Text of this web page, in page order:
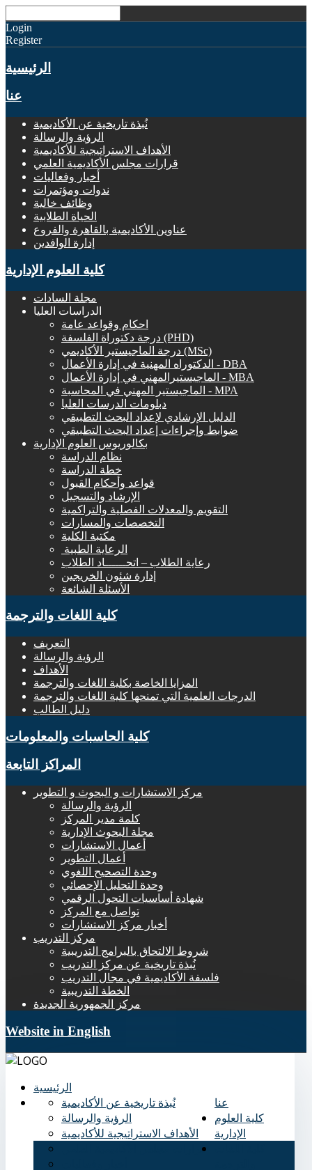
Login
Register
الرئيسية
عنا
نُبذة تاريخية عن الأكاديمية
الرؤية والرسالة
الأهداف الاستراتيجية للأكاديمية
قرارات مجلس الأكاديمية العلمي
أخبار وفعاليات
ندوات ومؤتمرات
وظائف خالية
الحياة الطلابية
عناوين الأكاديمية بالقاهرة والفروع
إدارة الوافدين
كلية العلوم الإدارية
مجلة السادات
الدراسات العليا
احكام وقواعد عامة
درجة دكتوراة الفلسفة (PHD)
درجة الماجيستير الأكاديمي (MSc)
الدكتوراه المهنية في إدارة الأعمال - DBA
الماجيستيرالمهني في إدارة الأعمال - MBA
الماجيستير المهني في المحاسبة - MPA
دبلومات الدرسات العليا
الدليل الإرشادي لإعداد البحث التطبيقي
ضوابط وإجراءات إعداد البحث التطبيقي
بكالوريوس العلوم الإدارية
نظام الدراسة
خطة الدراسة
قواعد وأحكام القبول
الإرشاد والتسجيل
التقويم والمعدلات الفصلية والتراكمية
التخصصات والمسارات
مكتبة الكلية
الرعاية الطبية ‏
رعاية الطلاب – اتحــــــاد الطلاب
إدارة شئون الخريجين
الأسئلة الشائعة
كلية اللغات والترجمة
التعريف
الرؤية والرسالة
الأهداف
المزايا الخاصة بكلية اللغات والترجمة
الدرجات العلمية التي تمنحها كلية اللغات والترجمة
دليل الطالب
كلية الحاسبات والمعلومات
المراكز التابعة
مركز الاستشارات و البحوث و التطوير
الرؤية والرسالة
كلمة مدير المركز
مجلة البحوث الإدارية
أعمال الاستشارات
أعمال التطوير
وحدة التصحيح اللغوي
وحدة التحليل الإحصائي
شهادة أساسيات التحول الرقمي
تواصل مع المركز
أخبار مركز الاستشارات
مركز التدريب
شروط الالتحاق بالبرامج التدريبية
نُبذة تاريخية عن مركز التدريب
فلسفة الأكاديمية في مجال التدريب
الخطة التدريبية
مركز الجمهورية الجديدة
Website in English
الرئيسية
عنا
نُبذة تاريخية عن الأكاديمية
الرؤية والرسالة
الأهداف الاستراتيجية للأكاديمية
قرارات مجلس الأكاديمية العلمي
كلية العلوم
الإدارية